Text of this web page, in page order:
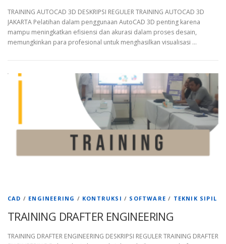
TRAINING AUTOCAD 3D DESKRIPSI REGULER TRAINING AUTOCAD 3D
JAKARTA Pelatihan dalam penggunaan AutoCAD 3D penting karena
mampu meningkatkan efisiensi dan akurasi dalam proses desain,
memungkinkan para profesional untuk menghasilkan visualisasi …
CAD / ENGINEERING / KONTRUKSI / SOFTWARE / TEKNIK SIPIL
TRAINING DRAFTER ENGINEERING
TRAINING DRAFTER ENGINEERING DESKRIPSI REGULER TRAINING DRAFTER